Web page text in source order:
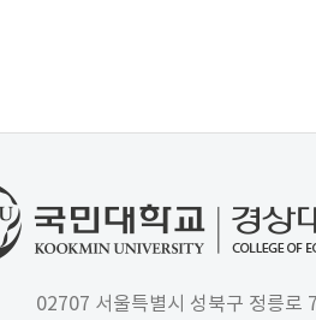
02707 서울특별시 성북구 정릉